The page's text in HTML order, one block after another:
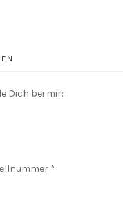
Dich bei mir:
*